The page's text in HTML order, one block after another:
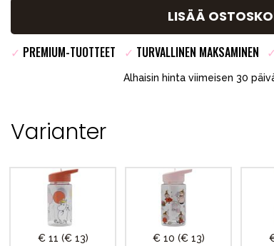
LISÄÄ
✓ PREMIUM-TUOTTEET ✓ TURVALLINEN MAKSAMINEN ✓
Alhaisin hinta viimeisen 30
Varianter
€ 11 (€ 13) € 10 (€ 13)